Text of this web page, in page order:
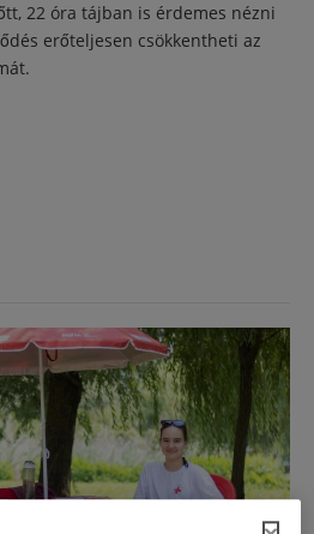
22 óra tájban is érdemes nézni
erőteljesen csökkentheti az